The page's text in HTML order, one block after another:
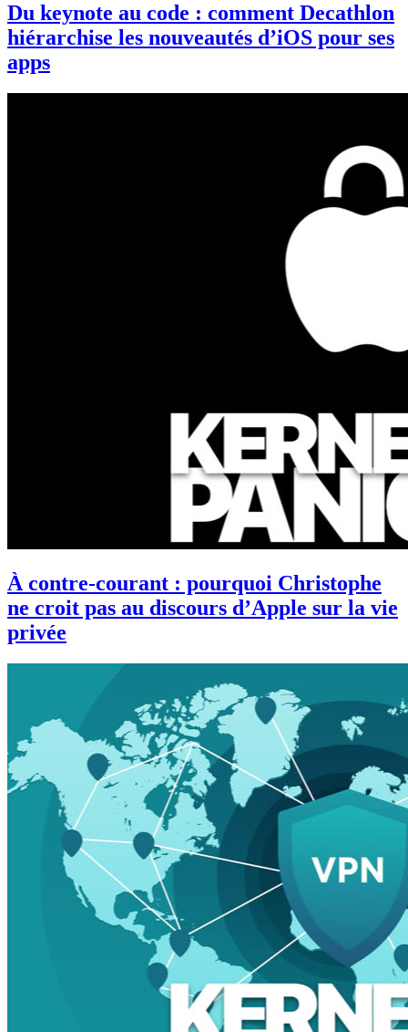
Du keynote au code : comment Decathlon
hiérarchise les nouveautés d’iOS pour ses
apps
À contre-courant : pourquoi Christophe
ne croit pas au discours d’Apple sur la vie
privée